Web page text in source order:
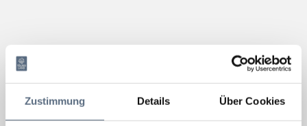
Zustimmung Details Über Cookies